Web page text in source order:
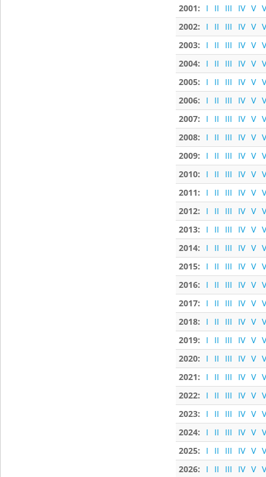
2001: I II III IV V
2002:
I II III IV V
2003:
I II III IV V
2004:
I II III IV V
2005:
I II III IV V
2006:
I II III IV V
2007:
I II III IV V
2008:
I II III IV V
2009:
I II III IV V
2010:
I II III IV V
2011:
I II III IV V
2012:
I II III IV V
2013:
I II III IV V
2014:
I II III IV V
2015:
I II III IV V
2016:
I II III IV V
2017:
I II III IV V
2018:
I II III IV V
2019:
I II III IV V
2020:
I II III IV V
2021:
I II III IV V
2022:
I II III IV V
2023:
I II III IV V
2024:
I II III IV V
2025:
I II III IV V
2026:
I II III IV V